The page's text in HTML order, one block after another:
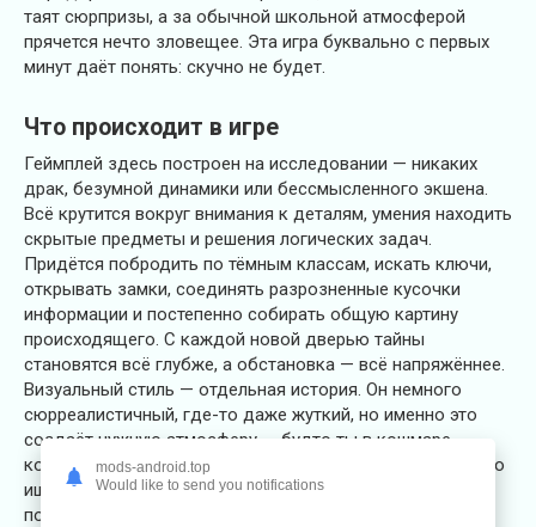
таят сюрпризы, а за обычной школьной атмосферой
прячется нечто зловещее. Эта игра буквально с первых
минут даёт понять: скучно не будет.
Что происходит в игре
Геймплей здесь построен на исследовании — никаких
драк, безумной динамики или бессмысленного экшена.
Всё крутится вокруг внимания к деталям, умения находить
скрытые предметы и решения логических задач.
Придётся побродить по тёмным классам, искать ключи,
открывать замки, соединять разрозненные кусочки
информации и постепенно собирать общую картину
происходящего. С каждой новой дверью тайны
становятся всё глубже, а обстановка — всё напряжённее.
Визуальный стиль — отдельная история. Он немного
сюрреалистичный, где-то даже жуткий, но именно это
создаёт нужную атмосферу — будто ты в кошмаре,
который не хочется заканчивать. Это игра не для тех, кто
ищет драйв, а для тех, кто любит атмосферу, загадки и
погружение.
mods-android.top
Would like to send you notifications